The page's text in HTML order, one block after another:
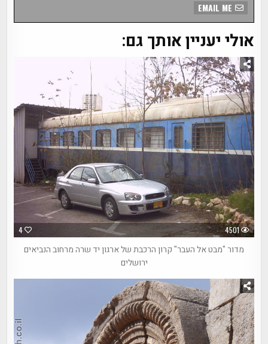
אולי יעניין אותך גם:
4 4501
מדור "מבט אל העבר" קרון הרכבת של ארגון יד שרה מרחוב הנביאים
ירושלים